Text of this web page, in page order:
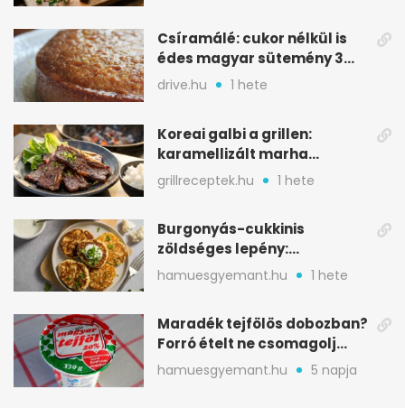
Csíramálé: cukor nélkül is
édes magyar sütemény 3
alapanyagból
drive.hu 1 hete
Koreai galbi a grillen:
karamellizált marha
rövidborda gyorsan
grillreceptek.hu 1 hete
Burgonyás-cukkinis
zöldséges lepény:
aranybarna, szaftos, hús
nélkül is
hamuesgyemant.hu 1 hete
Maradék tejfölös dobozban?
Forró ételt ne csomagolj
ilyen tégelybe
hamuesgyemant.hu 5 napja